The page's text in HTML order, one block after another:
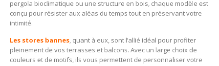
pergola bioclimatique ou une structure en bois, chaque modèle est
conçu pour résister aux aléas du temps tout en préservant votre
intimité.
Les stores bannes, quant à eux, sont l’allié idéal pour profiter
pleinement de vos terrasses et balcons. Avec un large choix de
couleurs et de motifs, ils vous permettent de personnaliser votre